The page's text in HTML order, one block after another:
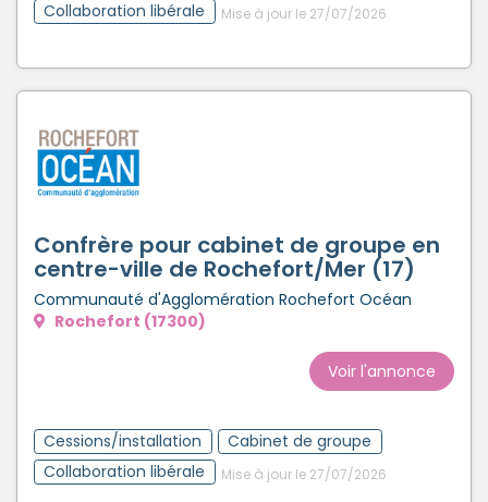
Collaboration libérale
Mise à jour le 27/07/2026
Confrère pour cabinet de groupe en
centre-ville de Rochefort/Mer (17)
Communauté d'Agglomération Rochefort Océan
Rochefort (17300)
Voir l'annonce
Cessions/installation
Cabinet de groupe
Collaboration libérale
Mise à jour le 27/07/2026